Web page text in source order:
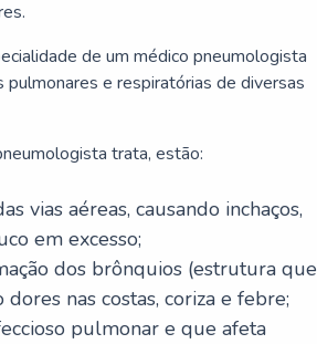
de um médico pneumologista
e respiratórias de diversas
trata, estão:
vias aéreas, causando inchaços,
em excesso;
dos brônquios (estrutura que
nas costas, coriza e febre;
pulmonar e que afeta